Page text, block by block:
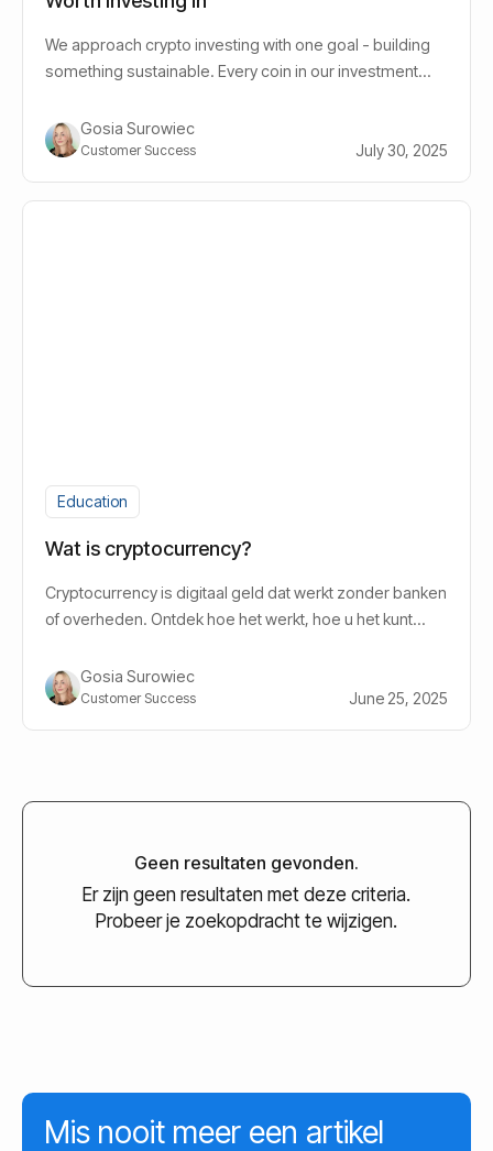
We approach crypto investing with one goal - building
something sustainable. Every coin in our investment
research-driven approach. Here’s what we pay
attention to...
Gosia Surowiec
Customer Success July 30, 2025
Education
Wat is cryptocurrency?
Cryptocurrency is digitaal geld dat werkt zonder banken
of overheden. Ontdek hoe het werkt, hoe u het kunt
beleggen.
Gosia Surowiec
Customer Success June 25, 2025
Geen resultaten gevonden.
Er zijn geen resultaten met deze criteria.
Probeer je zoekopdracht te wijzigen.
Mis nooit meer een artikel